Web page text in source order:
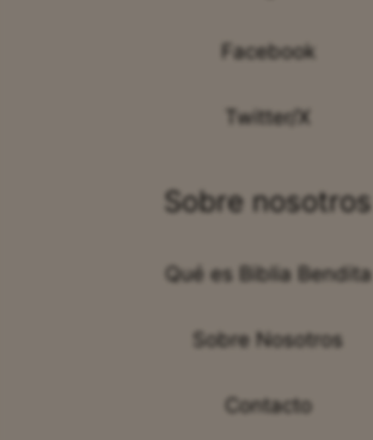
Facebook
Twitter/X
Sobre nosotros
Qué es Biblia Bendita
Sobre Nosotros
Contacto